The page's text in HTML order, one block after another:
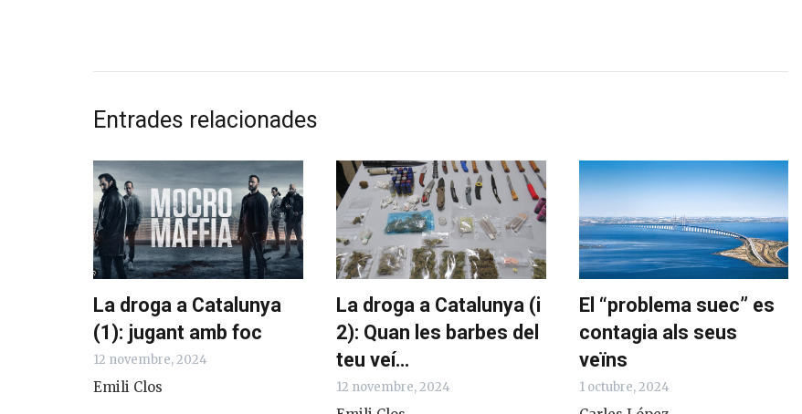
Entrades relacionades
La droga a Catalunya
(1): jugant amb foc
12 novembre, 2024
Emili Clos
La droga a Catalunya (i
2): Quan les barbes del
teu veí…
12 novembre, 2024
El “problema suec” es
contagia als seus
veïns
1 octubre, 2024